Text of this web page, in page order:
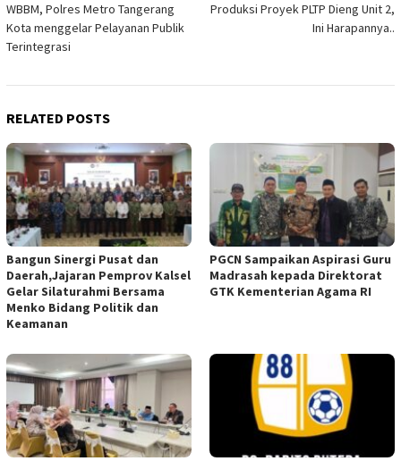
WBBM, Polres Metro Tangerang
Kota menggelar Pelayanan Publik
Terintegrasi
Produksi Proyek PLTP Dieng Unit 2,
Ini Harapannya..
RELATED POSTS
Bangun Sinergi Pusat dan
Daerah,Jajaran Pemprov Kalsel
Gelar Silaturahmi Bersama
Menko Bidang Politik dan
Keamanan
PGCN Sampaikan Aspirasi Guru
Madrasah kepada Direktorat
GTK Kementerian Agama RI